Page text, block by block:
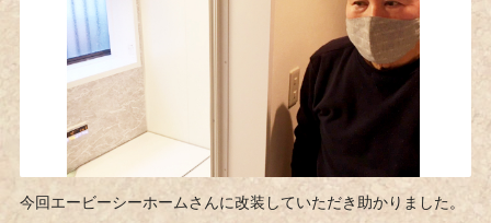
今回エービーシーホームさんに改装していただき助かりました。